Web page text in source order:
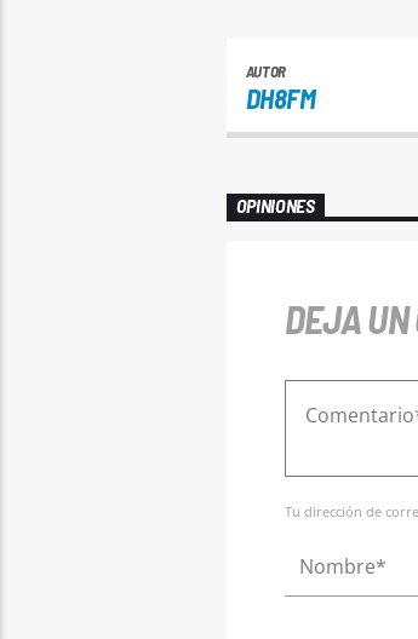
AUTOR
DH8FM
OPINIONES
DEJA UN
Tu dirección de